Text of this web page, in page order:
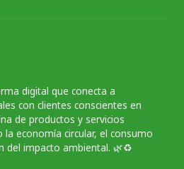
digital que conecta a
con clientes conscientes en
de productos y servicios
economía circular, el consumo
del impacto ambiental. 🌿♻️